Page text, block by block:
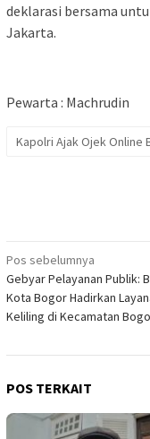
deklarasi bersama
Jakarta.
Pewarta : Machrudin
Kapolri Ajak Ojek Online
Navigasi
pos
Pos sebelumnya
Gebyar Pelayanan Publik:
Kota Bogor Hadirkan
Keliling di Kecamatan
POS TERKAIT